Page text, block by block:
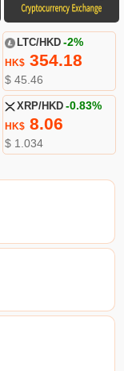
LTC/HKD -2%
HK$354.18
$ 45.46
XRP/HKD -0.83%
HK$8.06
$ 1.034